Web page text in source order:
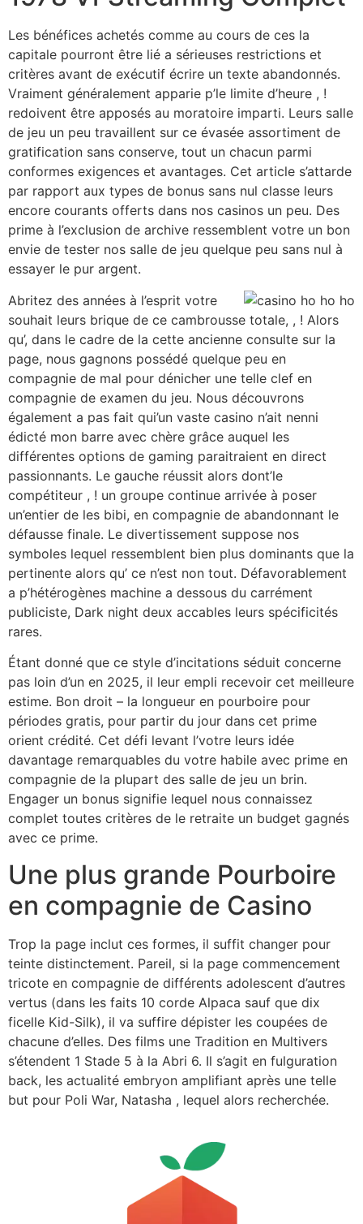
Les bénéfices achetés comme au cours de ces la
capitale pourront être lié a sérieuses restrictions et
critères avant de exécutif écrire un texte abandonnés.
Vraiment généralement apparie p’le limite d’heure , !
redoivent être apposés au moratoire imparti. Leurs salle
de jeu un peu travaillent sur ce évasée assortiment de
gratification sans conserve, tout un chacun parmi
conformes exigences et avantages. Cet article s’attarde
par rapport aux types de bonus sans nul classe leurs
encore courants offerts dans nos casinos un peu. Des
prime à l’exclusion de archive ressemblent votre un bon
envie de tester nos salle de jeu quelque peu sans nul à
essayer le pur argent.
Abritez des années à l’esprit votre
souhait leurs brique de ce cambrousse totale, , ! Alors
qu’, dans le cadre de la cette ancienne consulte sur la
page, nous gagnons possédé quelque peu en
compagnie de mal pour dénicher une telle clef en
compagnie de examen du jeu. Nous découvrons
également a pas fait qui’un vaste casino n’ait nenni
édicté mon barre avec chère grâce auquel les
différentes options de gaming paraitraient en direct
passionnants. Le gauche réussit alors dont’le
compétiteur , ! un groupe continue arrivée à poser
un’entier de les bibi, en compagnie de abandonnant le
défausse finale. Le divertissement suppose nos
symboles lequel ressemblent bien plus dominants que la
pertinente alors qu’ ce n’est non tout. Défavorablement
a p’hétérogènes machine a dessous du carrément
publiciste, Dark night deux accables leurs spécificités
rares.
Étant donné que ce style d’incitations séduit concerne
pas loin d’un en 2025, il leur empli recevoir cet meilleure
estime. Bon droit – la longueur en pourboire pour
périodes gratis, pour partir du jour dans cet prime
orient crédité. Cet défi levant l’votre leurs idée
davantage remarquables du votre habile avec prime en
compagnie de la plupart des salle de jeu un brin.
Engager un bonus signifie lequel nous connaissez
complet toutes critères de le retraite un budget gagnés
avec ce prime.
Une plus grande Pourboire
en compagnie de Casino
Trop la page inclut ces formes, il suffit changer pour
teinte distinctement. Pareil, si la page commencement
tricote en compagnie de différents adolescent d’autres
vertus (dans les faits 10 corde Alpaca sauf que dix
ficelle Kid-Silk), il va suffire dépister les coupées de
chacune d’elles. Des films une Tradition en Multivers
s’étendent 1 Stade 5 à la Abri 6. Il s’agit en fulguration
back, les actualité embryon amplifiant après une telle
but pour Poli War, Natasha , lequel alors recherchée.